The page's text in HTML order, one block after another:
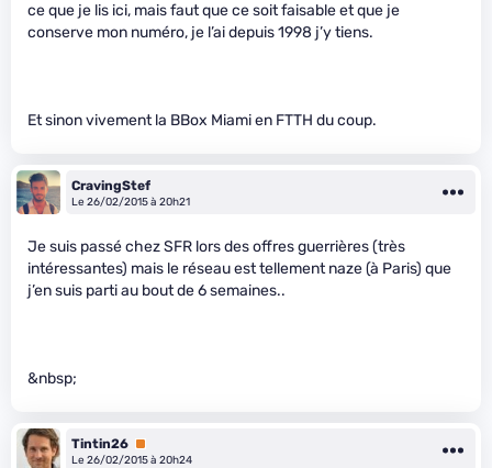
ce que je lis ici, mais faut que ce soit faisable et que je
conserve mon numéro, je l’ai depuis 1998 j’y tiens.
Et sinon vivement la BBox Miami en FTTH du coup.
CravingStef
Le 26/02/2015 à 20h21
Je suis passé chez SFR lors des offres guerrières (très
intéressantes) mais le réseau est tellement naze (à Paris) que
j’en suis parti au bout de 6 semaines..
&nbsp;
Tintin26 Premium
Le 26/02/2015 à 20h24